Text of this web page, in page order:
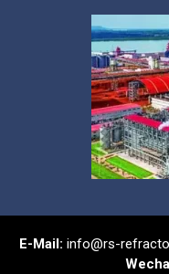
E-Мail: info@rs-